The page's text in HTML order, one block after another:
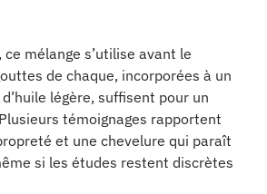
mélange s’utilise avant le
de chaque, incorporées à un
légère, suffisent pour un
témoignages rapportent
et une chevelure qui paraît
si les études restent discrètes